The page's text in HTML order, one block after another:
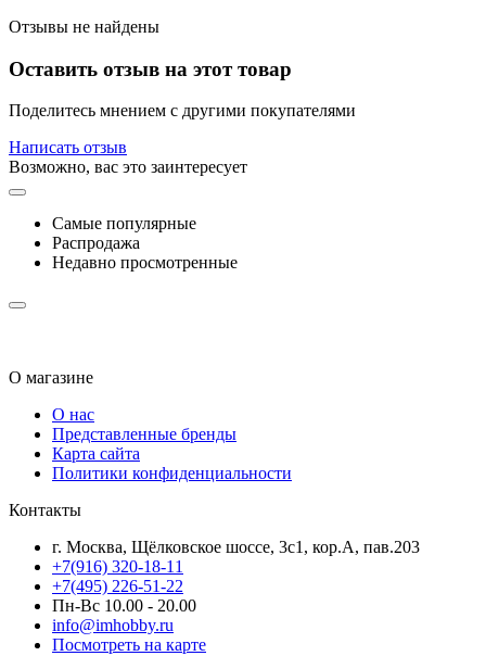
Отзывы не найдены
Оставить отзыв на этот товар
Поделитесь мнением с другими покупателями
Написать отзыв
Возможно, вас это заинтересует
Самые популярные
Распродажа
Недавно просмотренные
О магазине
О нас
Представленные бренды
Карта сайта
Политики конфиденциальности
Контакты
г. Москва, Щёлковское шоссе, 3с1, кор.А, пав.203
+7(916) 320-18-11
+7(495) 226-51-22
Пн-Вс 10.00 - 20.00
info@imhobby.ru
Посмотреть на карте